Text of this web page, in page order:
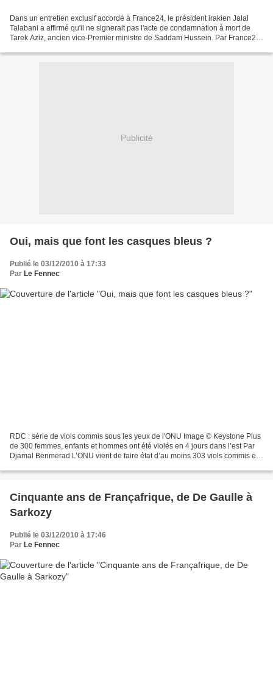
Dans un entretien exclusif accordé à France24, le président irakien Jalal
Talabani a affirmé qu'il ne signerait pas l'acte de condamnation à mort de
Tarek Aziz, ancien vice-Premier ministre de Saddam Hussein. Par France24
Publicité
Oui, mais que font les casques bleus ?
Publié le 03/12/2010 à 17:33
Par Le Fennec
RDC : série de viols commis sous les yeux de l'ONU Image © Keystone Plus
de 300 femmes, enfants et hommes ont été violés en 4 jours dans l’est Par
Djamal Benmerad L’ONU vient de faire état d’au moins 303 viols commis en
Cinquante ans de Françafrique, de De Gaulle à
Sarkozy
Publié le 03/12/2010 à 17:46
Par Le Fennec